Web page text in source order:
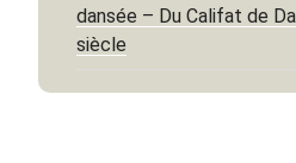
dansée – Du Califat de
siècle